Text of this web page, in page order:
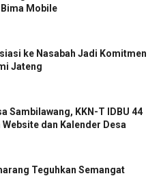
Mobile
ke Nasabah Jadi Komitmen
Jateng
Sambilawang, KKN-T IDBU 44
dan Kalender Desa
Teguhkan Semangat